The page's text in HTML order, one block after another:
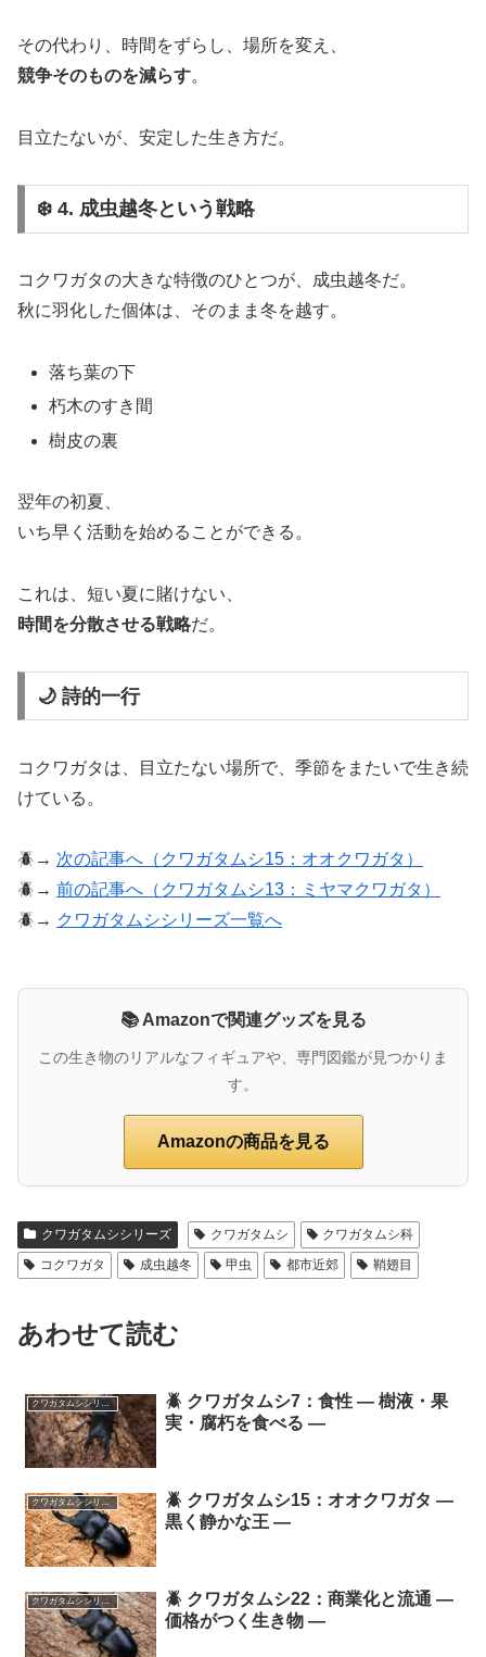
その代わり、時間をずらし、場所を変え、
競争そのものを減らす。
目立たないが、安定した生き方だ。
❄️ 4. 成虫越冬という戦略
コクワガタの大きな特徴のひとつが、成虫越冬だ。
秋に羽化した個体は、そのまま冬を越す。
落ち葉の下
朽木のすき間
樹皮の裏
翌年の初夏、
いち早く活動を始めることができる。
これは、短い夏に賭けない、
時間を分散させる戦略だ。
🌙 詩的一行
コクワガタは、目立たない場所で、季節をまたいで生き続
けている。
🪲→ 次の記事へ（クワガタムシ15：オオクワガタ）
🪲→ 前の記事へ（クワガタムシ13：ミヤマクワガタ）
🪲→ クワガタムシシリーズ一覧へ
📚 Amazonで関連グッズを見る
この生き物のリアルなフィギュアや、専門図鑑が見つかりま
す。
Amazonの商品を見る
クワガタムシシリーズ クワガタムシ
クワガタムシ科
コクワガタ
成虫越冬 甲虫 都市近郊 鞘翅目
あわせて読む
クワガタムシシリーズ
🪲 クワガタムシ7：食性 ― 樹液・果
実・腐朽を食べる ―
クワガタムシシリーズ
🪲 クワガタムシ15：オオクワガタ ―
黒く静かな王 ―
クワガタムシシリーズ
🪲 クワガタムシ22：商業化と流通 ―
価格がつく生き物 ―